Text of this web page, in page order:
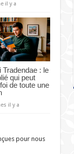
il y a
Tradendae : le
qui peut
de toute une
il y a
pour nous